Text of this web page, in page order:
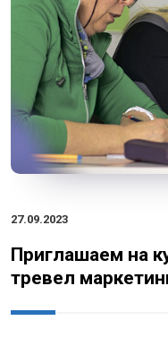
27.09.2023
Приглашаем на
тревел